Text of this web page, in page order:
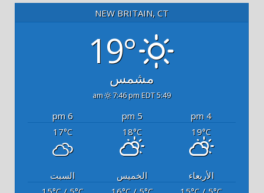
NEW BRITAIN, CT
19°
مشمس
5:49 am
7:46 pm EDT
4 pm
5 pm
6 pm
19°C
18°C
17°C
الأربعاء الخميس
السبت